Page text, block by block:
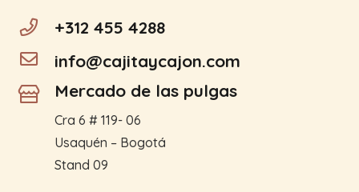
+312 455 4288
info@cajitaycajon.com
Mercado de las pulgas
Cra 6 # 119- 06
Usaquén – Bogotá
Stand 09